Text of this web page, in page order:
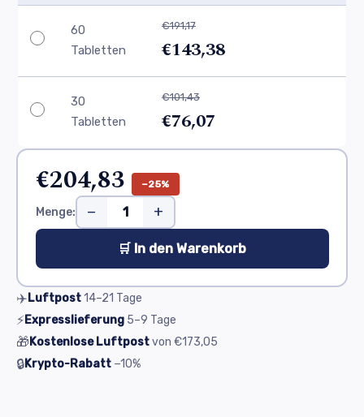
60
Tabletten
€191,17
€143,38
30
Tabletten
€101,43
€76,07
€204,83 −25%
Menge: − +
🛒 In den Warenkorb
✈️Luftpost14–21 Tage
⚡Expresslieferung 5–9 Tage
🎁Kostenlose Luftpostvon €173,05
🔒Krypto-Rabatt −10%